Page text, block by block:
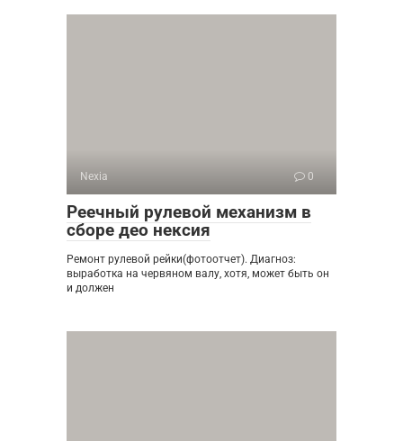
Nexia 0
Реечный рулевой механизм в
сборе део нексия
Ремонт рулевой рейки(фотоотчет). Диагноз:
выработка на червяном валу, хотя, может быть он
и должен